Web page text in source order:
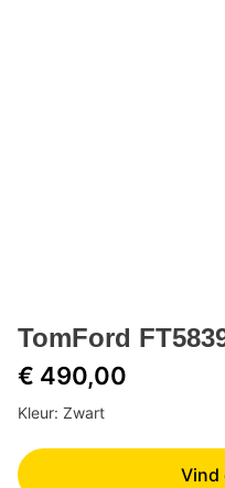
TomFord
€ 490,00
Kleur: Zwart
Vind